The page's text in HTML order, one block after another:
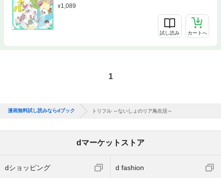
1,089
試し読み カートへ
1
漫画無料試し読みならdブック トリフル ～ないしょのリア鳥生活～
dマーケットストア
dショッピング d fashion